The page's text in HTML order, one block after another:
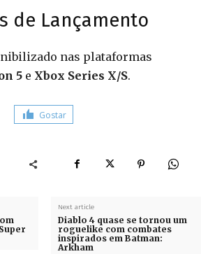
de Lançamento
nas plataformas
5 e Xbox Series X/S.
Gostar
Next article
Diablo 4 quase se tornou um
roguelike com combates
inspirados em Batman:
Arkham